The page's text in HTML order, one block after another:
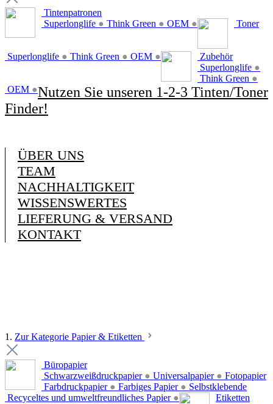
Tintenpatronen
Superlonglife ● Think Green ● OEM ● Toner
Superlonglife ● Think Green ● OEM ●
Zubehör
Superlonglife ●
Think Green ●
OEM ●Nutzen Sie unseren 1-2-3 Tinten/Toner
Finder!
ÜBER UNS
TEAM
NACHHALTIGKEIT
WISSENSWERTES
LIEFERUNG & VERSAND
KONTAKT
1. Zur Kategorie Papier & Etiketten
Büropapier
Schwarzweißdruckpapier ● Universalpapier ●
Farbdruckpapier ● Farbiges Papier ●
Recyceltes und umweltfreundliches Papier ●
Fotopapier
Selbstklebende
Etiketten